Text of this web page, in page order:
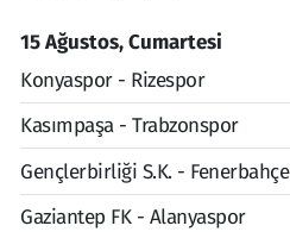
15 Ağustos, Cumartesi
Konyaspor - Rizespor
Kasımpaşa - Trabzonspor
Gençlerbirliği S.K. - Fenerbahçe
Gaziantep FK - Alanyaspor